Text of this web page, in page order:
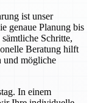
ist unser
genaue Planung bis
Schritte,
Beratung hilft
und mögliche
In einem